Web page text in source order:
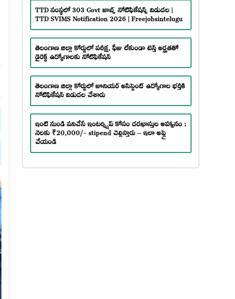
TTD సంస్థలో 303 Govt జాబ్స్ నోటిఫికేషన్స్ విడుదల |
TTD SVIMS Notification 2026 | Freejobsintelugu
తెలంగాణ జిల్లా కోర్టులో పరీక్ష, ఫీజు లేకుండా టెన్త్ అర్హతతో
డైరెక్ట్ ఉద్యోగాలకు నోటిఫికేషన్
తెలంగాణ జిల్లా కోర్టులో జూనియర్ అసిస్టెంట్ ఉద్యోగాల భర్తీకి
నోటిఫికేషన్ విడుదల చేశారు
ఇంటి నుండి పనిచేసే ఇంటర్న్షిప్ కోసం దరఖాస్తుల ఆహ్వానం :
నెలకు ₹20,000/- stipend చెల్లిస్తారు – ఇలా అప్లై
చేయండి